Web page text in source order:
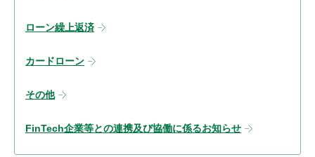
ローン繰上返済
カードローン
その他
FinTech企業等との連携及び協働に係るお知らせ